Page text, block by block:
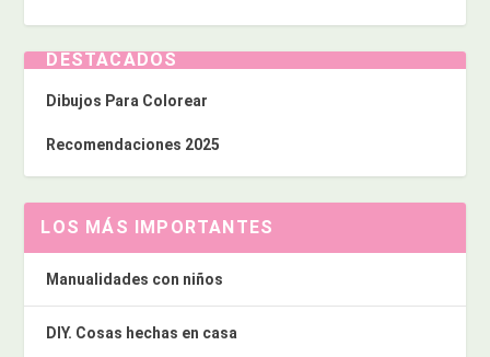
DESTACADOS
Dibujos Para Colorear
Recomendaciones 2025
LOS MÁS IMPORTANTES
Manualidades con niños
DIY. Cosas hechas en casa